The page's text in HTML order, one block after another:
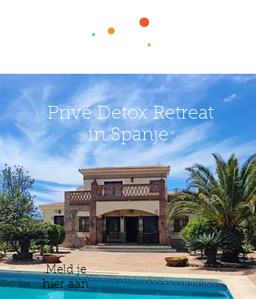
Meld je
hier aan
Privé Detox Retreat
in Spanje